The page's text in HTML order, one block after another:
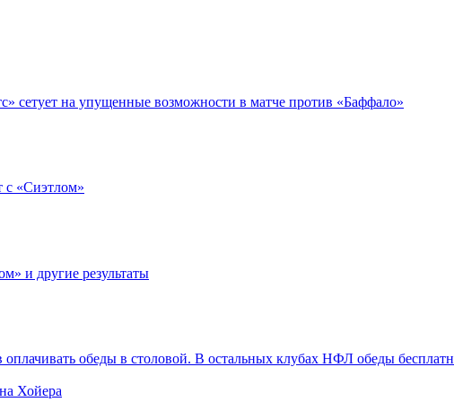
сетует на упущенные возможности в матче против «Баффало»
с «Сиэтлом»
и другие результаты
оплачивать обеды в столовой. В остальных клубах НФЛ обеды
Хойера